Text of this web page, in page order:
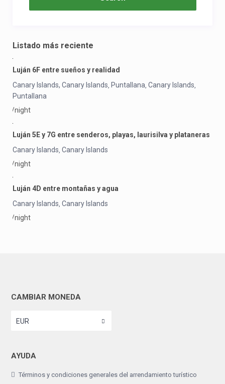
Listado más reciente
Luján 6F entre sueños y realidad
Canary Islands, Canary Islands, Puntallana, Canary Islands,
Puntallana
/night
Luján 5E y 7G entre senderos, playas, laurisilva y plataneras
Canary Islands, Canary Islands
/night
Luján 4D entre montañas y agua
Canary Islands, Canary Islands
/night
CAMBIAR MONEDA
EUR
AYUDA
Términos y condiciones generales del arrendamiento turístico